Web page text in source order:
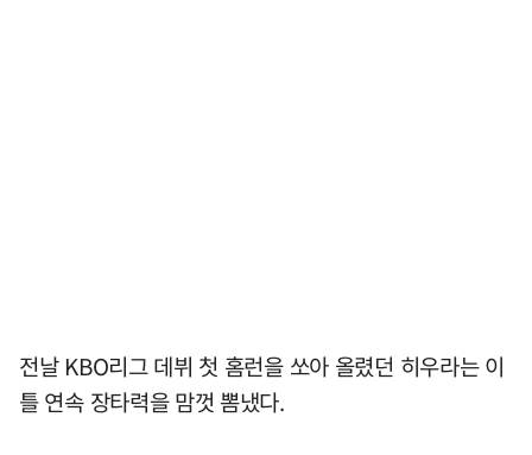
전날 KBO리그 데뷔 첫 홈런을 쏘아 올렸던 히우라는 이
틀 연속 장타력을 맘껏 뽐냈다.